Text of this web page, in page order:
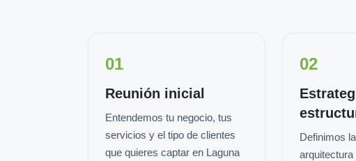
01
Reunión inicial
Entendemos tu negocio, tus
servicios y el tipo de clientes
que quieres captar en Laguna
02
Definimos